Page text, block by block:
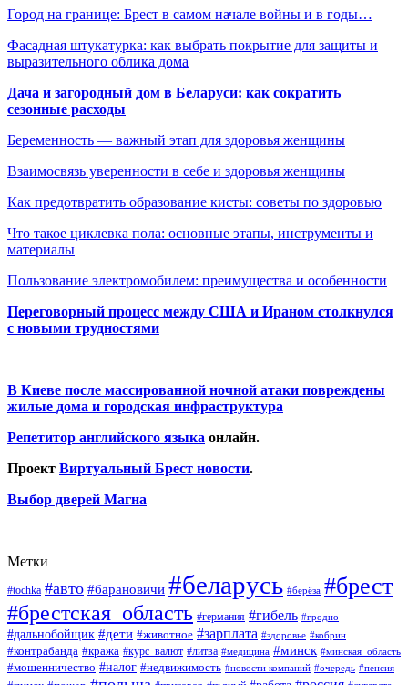
Город на границе: Брест в самом начале войны и в годы…
Фасадная штукатурка: как выбрать покрытие для защиты и
выразительного облика дома
Дача и загородный дом в Беларуси: как сократить
сезонные расходы
Беременность — важный этап для здоровья женщины
Взаимосвязь уверенности в себе и здоровья женщины
Как предотвратить образование кисты: советы по здоровью
Что такое циклевка пола: основные этапы, инструменты и
материалы
Пользование электромобилем: преимущества и особенности
Переговорный процесс между США и Ираном столкнулся
с новыми трудностями
В Киеве после массированной ночной атаки повреждены
жилые дома и городская инфраструктура
Репетитор английского языка онлайн.
Проект Виртуальный Брест новости.
Выбор дверей Магна
Метки
#tochka #авто #барановичи #беларусь #берёза #брест
#брестская_область #германия #гибель #гродно
#дальнобойщик #дети #животное #зарплата #здоровье #кобрин
#контрабанда #кража #курс_валют #литва #медицина #минск #минская_область
#мошенничество #налог #недвижимость #новости компаний #очередь #пенсия